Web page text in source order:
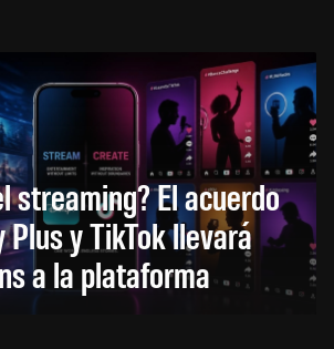
streaming? El acuerdo
y TikTok llevará
a la plataforma